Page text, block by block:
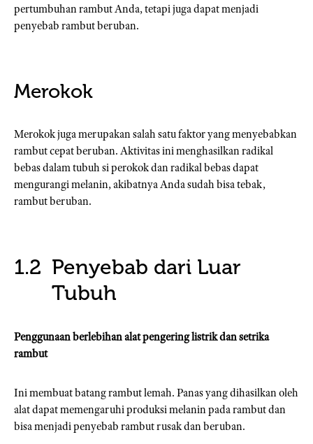
pertumbuhan rambut Anda, tetapi juga dapat menjadi
penyebab rambut beruban.
Merokok
Merokok juga merupakan salah satu faktor yang menyebabkan
rambut cepat beruban. Aktivitas ini menghasilkan radikal
bebas dalam tubuh si perokok dan radikal bebas dapat
mengurangi melanin, akibatnya Anda sudah bisa tebak,
rambut beruban.
Penyebab dari Luar
Tubuh
Penggunaan berlebihan alat pengering listrik dan setrika
rambut
Ini membuat batang rambut lemah. Panas yang dihasilkan oleh
alat dapat memengaruhi produksi melanin pada rambut dan
bisa menjadi penyebab rambut rusak dan beruban.